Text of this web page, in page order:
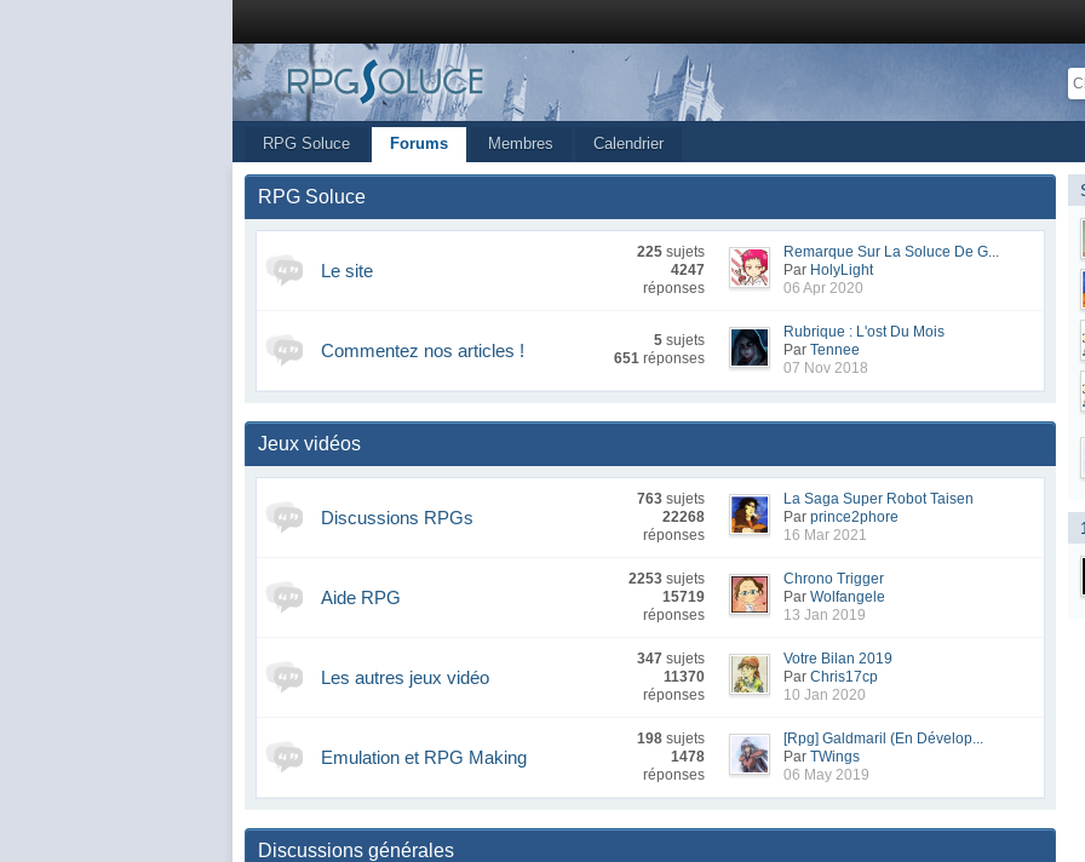
RPG Soluce Forums Membres Calendrier
RPG Soluce
Le site
225 sujets
4247
réponses
Remarque Sur La Soluce De G...
Par HolyLight
06 Apr 2020
Commentez nos articles ! 5 sujets
651 réponses
Rubrique : L'ost Du Mois
Par Tennee
07 Nov 2018
Jeux vidéos
Discussions RPGs
763 sujets
22268
réponses
La Saga Super Robot Taisen
Par prince2phore
16 Mar 2021
Aide RPG
2253 sujets
15719
réponses
Chrono Trigger
Par Wolfangele
13 Jan 2019
Les autres jeux vidéo
347 sujets
11370
réponses
Votre Bilan 2019
Par Chris17cp
10 Jan 2020
Emulation et RPG Making
198 sujets
1478
réponses
[Rpg] Galdmaril (En Dévelop...
Par TWings
06 May 2019
Discussions générales